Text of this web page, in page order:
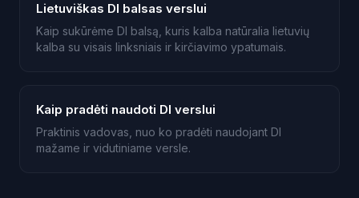
Lietuviškas DI balsas verslui
Kaip sukūrėme DI balsą, kuris kalba natūralia lietuvių
kalba su visais linksniais ir kirčiavimo ypatumais.
Kaip pradėti naudoti DI verslui
Praktinis vadovas, nuo ko pradėti naudojant DI
mažame ir vidutiniame versle.